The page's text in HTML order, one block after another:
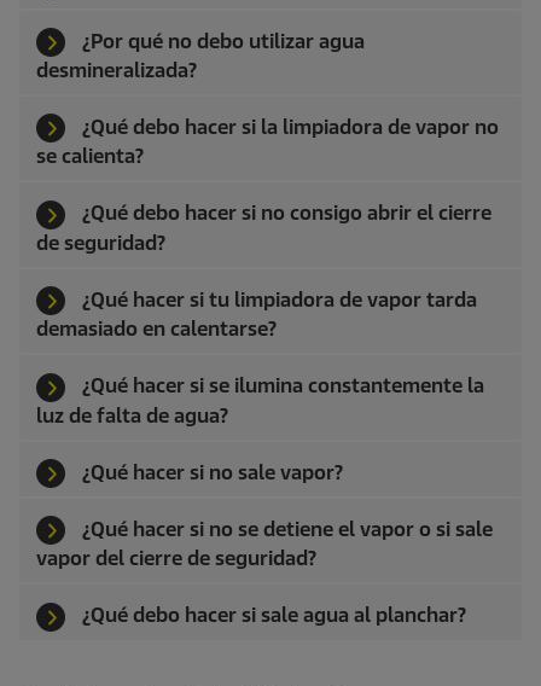
¿Por qué no debo utilizar agua
desmineralizada?
¿Qué debo hacer si la limpiadora de vapor no
se calienta?
¿Qué debo hacer si no consigo abrir el cierre
de seguridad?
¿Qué hacer si tu limpiadora de vapor tarda
demasiado en calentarse?
¿Qué hacer si se ilumina constantemente la
luz de falta de agua?
¿Qué hacer si no sale vapor?
¿Qué hacer si no se detiene el vapor o si sale
vapor del cierre de seguridad?
¿Qué debo hacer si sale agua al planchar?